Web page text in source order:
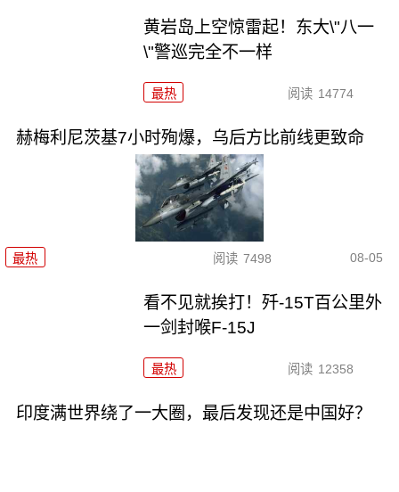
黄岩岛上空惊雷起！东大\"八一
\"警巡完全不一样
最热 阅读 14774
赫梅利尼茨基7小时殉爆，乌后方比前线更致命
最热 阅读 7498 08-05
看不见就挨打！歼-15T百公里外
一剑封喉F-15J
最热 阅读 12358
印度满世界绕了一大圈，最后发现还是中国好？